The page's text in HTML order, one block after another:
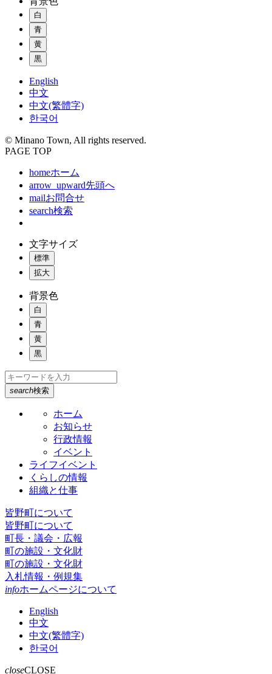
白
青
黄
黒
English
中文
中文(繁體字)
한국어
© Minano Town, All rights reserved.
PAGE TOP
homeホーム
arrow_upward先頭へ
mailお問合せ
search検索
文字サイズ
標準
拡大
背景色
白
青
黄
黒
search検索
ホーム
お知らせ
行政情報
イベント
ライフイベント
くらしの情報
組織と仕事
皆野町について
皆野町について
町長・議会・広報
町の施設・文化財
町の施設・文化財
入札情報・例規集
infoホームページについて
English
中文
中文(繁體字)
한국어
closeCLOSE